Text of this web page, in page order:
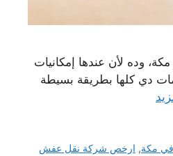
وده لأن عندها إمكانيات
دي كلها بطريقة بسيطة
مكة, ارخص شركة نقل عفش